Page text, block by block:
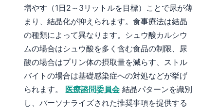
増やす（1日2～3リットルを目標）ことで尿が薄
まり、結晶化が抑えられます。食事療法は結晶
の種類によって異なります。シュウ酸カルシウ
ムの場合はシュウ酸を多く含む食品の制限、尿
酸の場合はプリン体の摂取量を減らす、ストル
バイトの場合は基礎感染症への対処などが挙げ
られます。 医療諮問委員会結晶パターンを識別
し、パーソナライズされた推奨事項を提供する
العربية المغربية
Afrikaans
Монгол
ພາສາລາວ
Cebuano
ئۇيغۇرچە